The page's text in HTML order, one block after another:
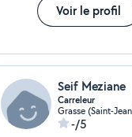
Voir le profil
Seif Meziane
Carreleur
Grasse (Saint-
-/5